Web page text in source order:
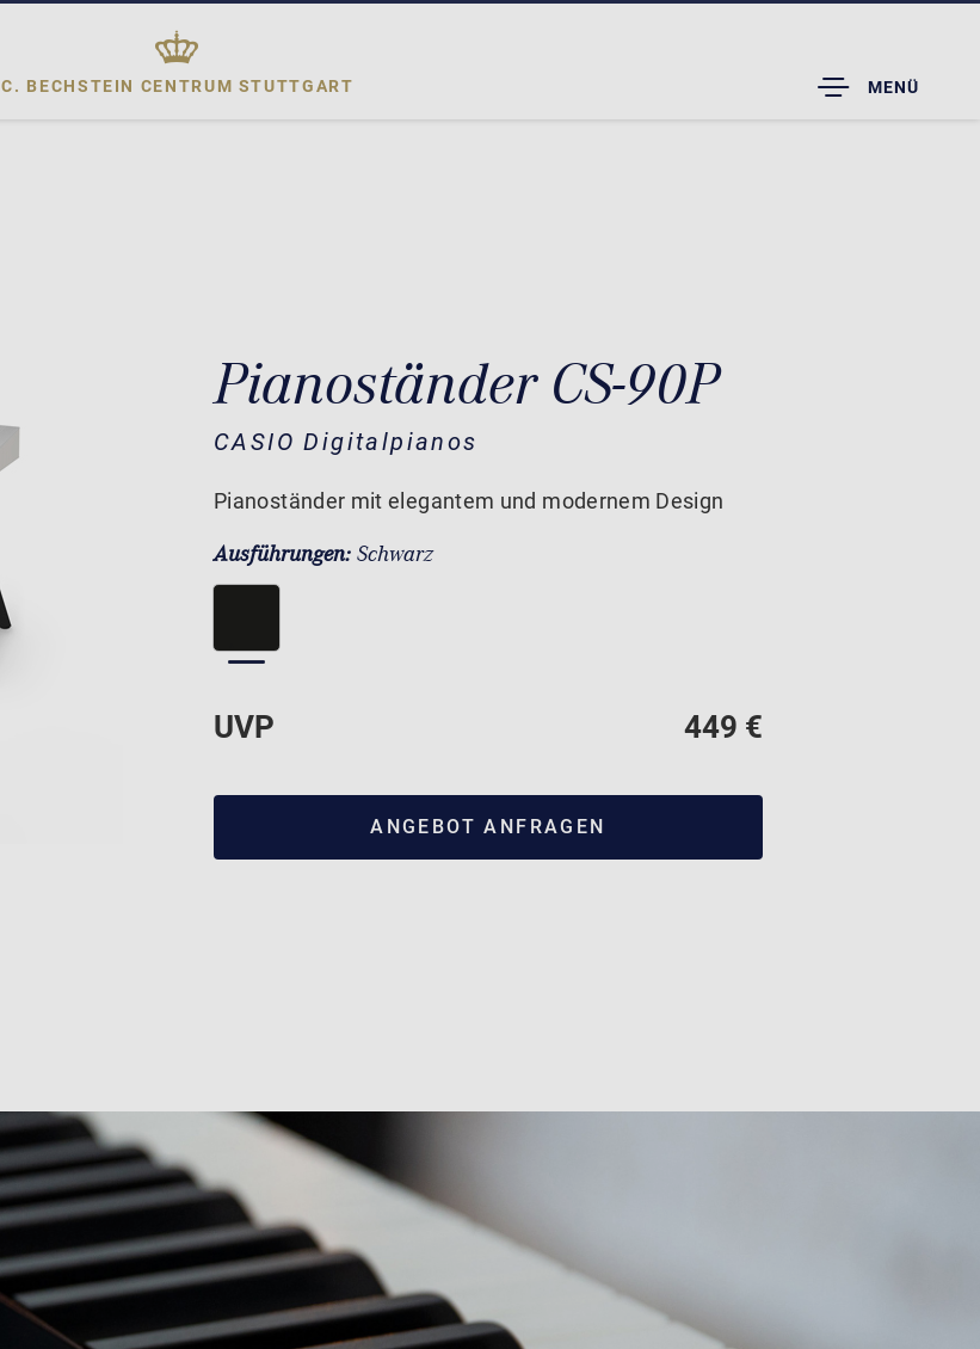
C. BECHSTEIN CENTRUM STUTTGART
TOGGLE
DROPDOWN
MENÜ
Pianoständer CS-90P
CASIO Digitalpianos
Pianoständer mit elegantem und modernem Design
Ausführungen: Schwarz
UVP 449 €
ANGEBOT ANFRAGEN